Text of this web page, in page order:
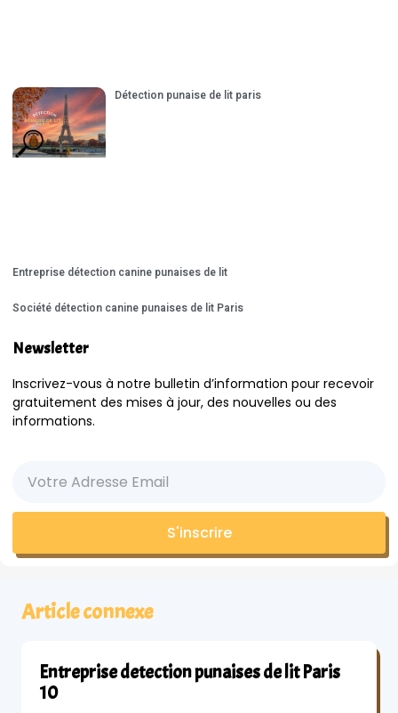
Détection punaise de lit paris
Entreprise détection canine punaises de lit
Société détection canine punaises de lit Paris
Newsletter
Inscrivez-vous à notre bulletin d’information pour recevoir
gratuitement des mises à jour, des nouvelles ou des
informations.
S'inscrire
Article connexe
Entreprise detection punaises de lit Paris
10